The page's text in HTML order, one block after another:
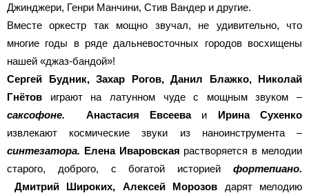
Джинджери, Генри Манчини, Стив Вандер и другие.
Вместе оркестр так мощно звучал, не удивительно, что
многие годы в ряде дальневосточных городов восхищены
нашей «джаз-бандой»!
Сергей Будник, Захар Рогов, Данил Блажко, Николай
Гнётов играют на латунном чуде с мощным звуком –
саксофоне. Анастасия Евсееваи Ирина Сухенко
извлекают космические звуки из наноинструмента –
синтезатора. Елена Иваровская растворяется в мелодии
старого, доброго, с богатой историей фортепиано.
Дмитрий Широких, Алексей Морозов дарят мелодию